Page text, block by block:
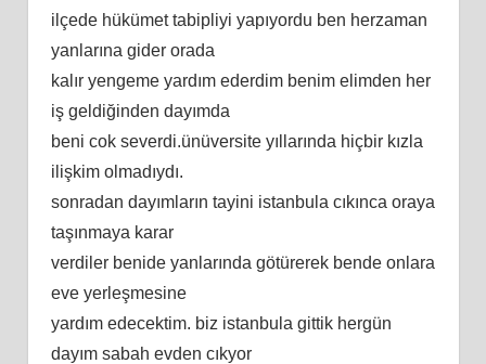
ilçede hükümet tabipliyi yapıyordu ben herzaman
yanlarına gider orada
kalır yengeme yardım ederdim benim elimden her
iş geldiğinden dayımda
beni cok severdi.ünüversite yıllarında hiçbir kızla
ilişkim olmadıydı.
sonradan dayımların tayini istanbula cıkınca oraya
taşınmaya karar
verdiler benide yanlarında götürerek bende onlara
eve yerleşmesine
yardım edecektim. biz istanbula gittik hergün
dayım sabah evden cıkyor